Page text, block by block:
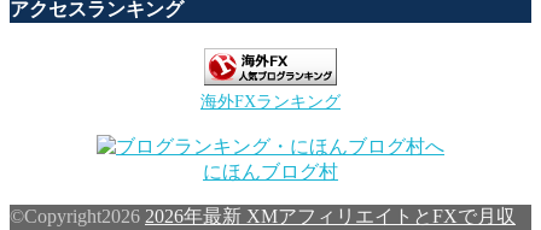
アクセスランキング
海外FXランキング
にほんブログ村
©Copyright2026 2026年最新 XMアフィリエイトとFXで月収